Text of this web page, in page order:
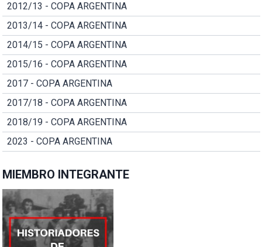
2012/13 - COPA ARGENTINA
2013/14 - COPA ARGENTINA
2014/15 - COPA ARGENTINA
2015/16 - COPA ARGENTINA
2017 - COPA ARGENTINA
2017/18 - COPA ARGENTINA
2018/19 - COPA ARGENTINA
2023 - COPA ARGENTINA
MIEMBRO INTEGRANTE